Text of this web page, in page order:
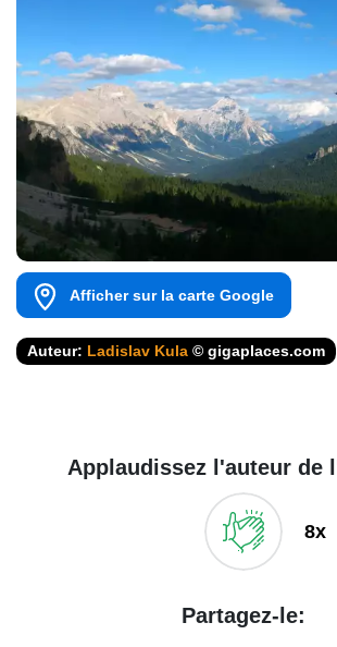
Afficher sur la carte Google
Auteur: Ladislav Kula © gigaplaces.com
Applaudissez l'auteur de
8x
Partagez-le: